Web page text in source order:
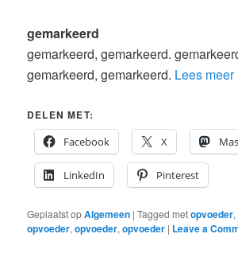
gemarkeerd
gemarkeerd, gemarkeerd.
gemarkeerd, gemarkeerd. Lees meer
DELEN MET:
Facebook
X
LinkedIn Pinterest
Geplaatst opAlgemeen |Tagged metopvoeder,
opvoeder,opvoeder,opvoeder | Leave a